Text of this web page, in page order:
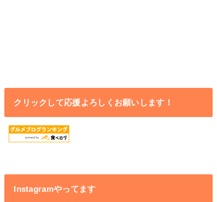
クリックして応援よろしくお願いします！
Instagramやってます